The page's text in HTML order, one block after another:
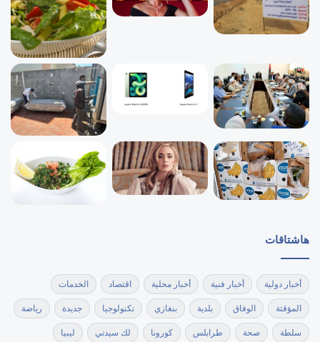
هاشتاقات
أخبار دولية أخبار فنية أخبار محلية اقتصاد الخدمات
المؤقتة الوفاق بلدية بنغازي تكنولوجيا جديدة رياضة
سلطة صحة طرابلس كورونا لك سيدتي ليبيا